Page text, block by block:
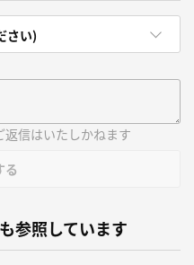
さい)
信はいたしかねます
る
参照しています